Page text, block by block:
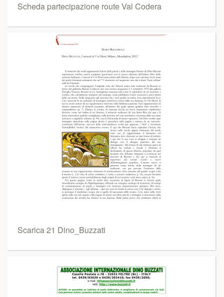
Scheda partecipazione route Val Codera
Scarica 21 Dino_Buzzati